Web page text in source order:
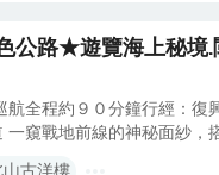
公路★遊覽海上秘境.
全程約９０分鐘行經：
戰地前線的神秘面紗，
古洋樓